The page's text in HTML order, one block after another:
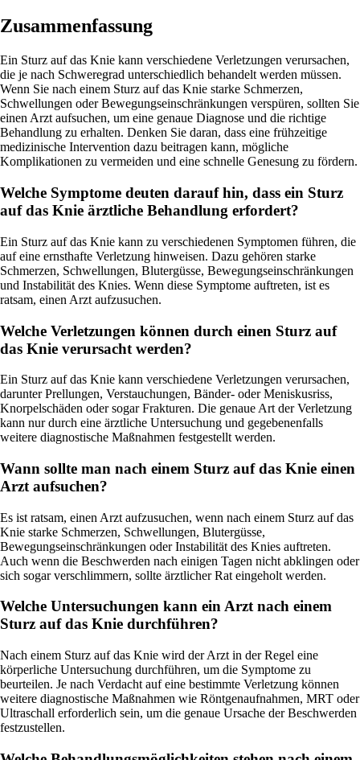
Zusammenfassung
Ein Sturz auf das Knie kann verschiedene Verletzungen verursachen,
die je nach Schweregrad unterschiedlich behandelt werden müssen.
Wenn Sie nach einem Sturz auf das Knie starke Schmerzen,
Schwellungen oder Bewegungseinschränkungen verspüren, sollten Sie
einen Arzt aufsuchen, um eine genaue Diagnose und die richtige
Behandlung zu erhalten. Denken Sie daran, dass eine frühzeitige
medizinische Intervention dazu beitragen kann, mögliche
Komplikationen zu vermeiden und eine schnelle Genesung zu fördern.
Welche Symptome deuten darauf hin, dass ein Sturz
auf das Knie ärztliche Behandlung erfordert?
Ein Sturz auf das Knie kann zu verschiedenen Symptomen führen, die
auf eine ernsthafte Verletzung hinweisen. Dazu gehören starke
Schmerzen, Schwellungen, Blutergüsse, Bewegungseinschränkungen
und Instabilität des Knies. Wenn diese Symptome auftreten, ist es
ratsam, einen Arzt aufzusuchen.
Welche Verletzungen können durch einen Sturz auf
das Knie verursacht werden?
Ein Sturz auf das Knie kann verschiedene Verletzungen verursachen,
darunter Prellungen, Verstauchungen, Bänder- oder Meniskusriss,
Knorpelschäden oder sogar Frakturen. Die genaue Art der Verletzung
kann nur durch eine ärztliche Untersuchung und gegebenenfalls
weitere diagnostische Maßnahmen festgestellt werden.
Wann sollte man nach einem Sturz auf das Knie einen
Arzt aufsuchen?
Es ist ratsam, einen Arzt aufzusuchen, wenn nach einem Sturz auf das
Knie starke Schmerzen, Schwellungen, Blutergüsse,
Bewegungseinschränkungen oder Instabilität des Knies auftreten.
Auch wenn die Beschwerden nach einigen Tagen nicht abklingen oder
sich sogar verschlimmern, sollte ärztlicher Rat eingeholt werden.
Welche Untersuchungen kann ein Arzt nach einem
Sturz auf das Knie durchführen?
Nach einem Sturz auf das Knie wird der Arzt in der Regel eine
körperliche Untersuchung durchführen, um die Symptome zu
beurteilen. Je nach Verdacht auf eine bestimmte Verletzung können
weitere diagnostische Maßnahmen wie Röntgenaufnahmen, MRT oder
Ultraschall erforderlich sein, um die genaue Ursache der Beschwerden
festzustellen.